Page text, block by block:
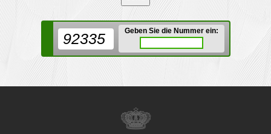
92335 Geben Sie die Nummer ein: